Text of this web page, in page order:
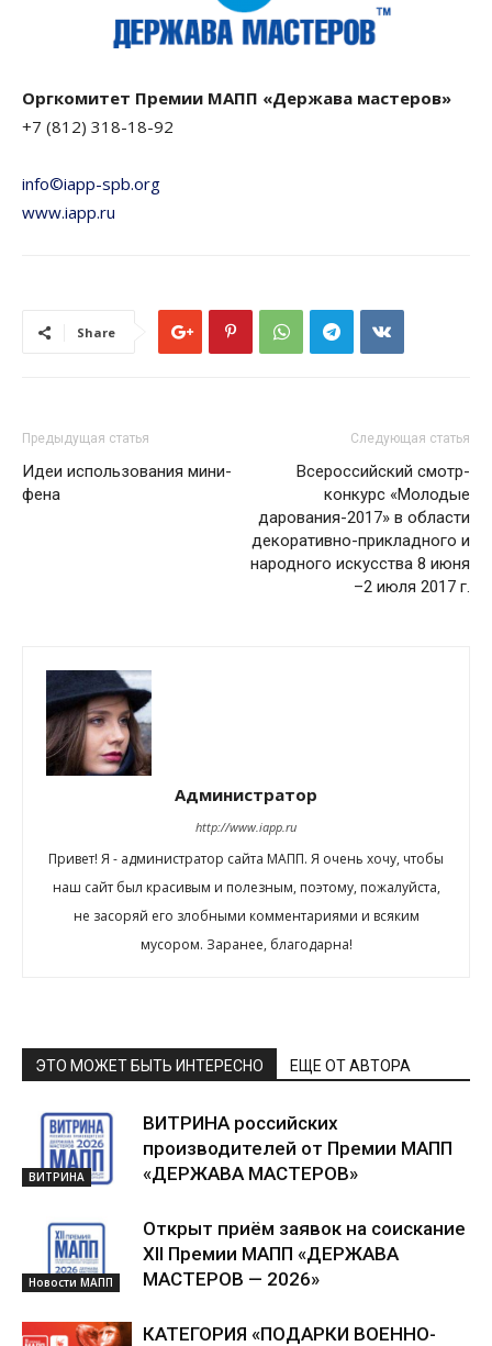
Оргкомитет Премии МАПП «Держава мастеров»
+7 (812) 318-18-92
info©iapp-spb.org
www.iapp.ru
Share
Предыдущая статья
Идеи использования мини-
фена
Следующая статья
Всероссийский смотр-
конкурс «Молодые
дарования-2017» в области
декоративно-прикладного и
народного искусства 8 июня
–2 июля 2017 г.
Администратор
http://www.iapp.ru
Привет! Я - администратор сайта МАПП. Я очень хочу, чтобы
наш сайт был красивым и полезным, поэтому, пожалуйста,
не засоряй его злобными комментариями и всяким
мусором. Заранее, благодарна!
ЭТО МОЖЕТ БЫТЬ ИНТЕРЕСНО ЕЩЕ ОТ АВТОРА
ВИТРИНА
ВИТРИНА российских
производителей от Премии МАПП
«ДЕРЖАВА МАСТЕРОВ»
Новости МАПП
Открыт приём заявок на соискание
XII Премии МАПП «ДЕРЖАВА
МАСТЕРОВ — 2026»
КАТЕГОРИЯ «ПОДАРКИ ВОЕННО-